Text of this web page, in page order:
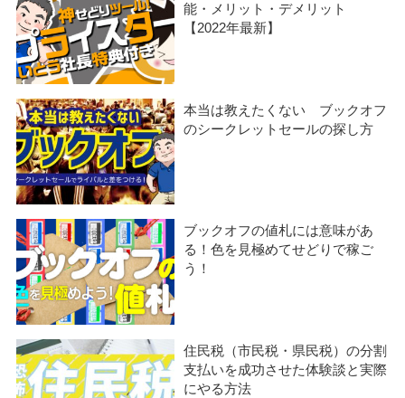
能・メリット・デメリット
【2022年最新】
本当は教えたくない ブックオフ
のシークレットセールの探し方
ブックオフの値札には意味があ
る！色を見極めてせどりで稼ご
う！
住民税（市民税・県民税）の分割
支払いを成功させた体験談と実際
にやる方法